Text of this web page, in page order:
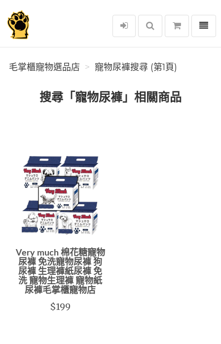
毛掌櫃寵物選品店
選單
毛掌櫃寵物選品店 寵物尿褲搜尋 (第1頁)
搜尋「寵物尿褲」相關商品
Very much 棉花糖寵物
尿褲 免洗寵物尿褲 狗
尿褲 生理褲紙尿褲 免
洗 寵物生理褲 寵物紙
尿褲毛掌櫃寵物店
$199